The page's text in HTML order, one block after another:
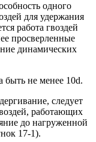
одного
для удержания
работа гвоздей
просверленные
динамических
быть не менее 10d.
следует
работающих
до нагруженной
17-1).